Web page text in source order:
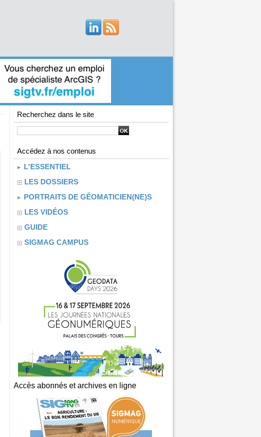
Recherchez dans le site
Accédez à nos contenus
L'ESSENTIEL
LES DOSSIERS
PORTRAITS DE GÉOMATICIEN(NE)S
LES VIDÉOS
GUIDE
SIGMAG CAMPUS
Accès abonnés et archives en ligne